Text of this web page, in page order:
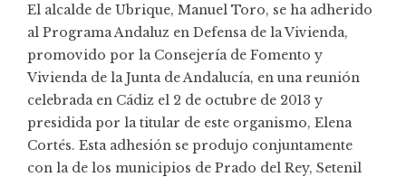
El alcalde de Ubrique, Manuel Toro, se ha adherido
al Programa Andaluz en Defensa de la Vivienda,
promovido por la Consejería de Fomento y
Vivienda de la Junta de Andalucía, en una reunión
celebrada en Cádiz el 2 de octubre de 2013 y
presidida por la titular de este organismo, Elena
Cortés. Esta adhesión se produjo conjuntamente
con la de los municipios de Prado del Rey, Setenil